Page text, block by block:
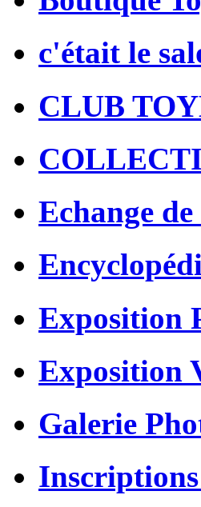
c'était le
CLUB
Echange
Exposition
Exposition
Galerie
Inscriptions